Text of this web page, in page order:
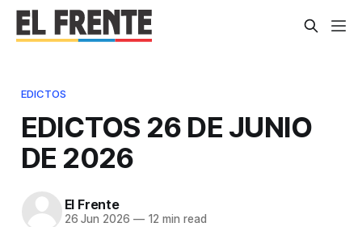
EDICTOS
EDICTOS 26 DE JUNIO
DE 2026
El Frente
26 Jun 2026 —12 min read